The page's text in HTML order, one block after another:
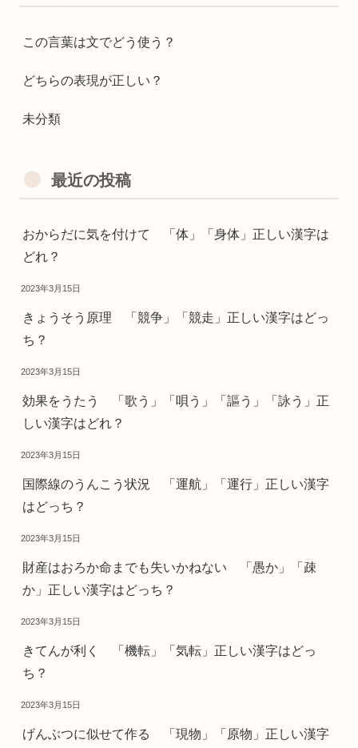
この言葉は文でどう使う？
どちらの表現が正しい？
未分類
最近の投稿
おからだに気を付けて 「体」「身体」正しい漢字は
どれ？
2023年3月15日
きょうそう原理 「競争」「競走」正しい漢字はどっ
ち？
2023年3月15日
効果をうたう 「歌う」「唄う」「謳う」「詠う」正
しい漢字はどれ？
2023年3月15日
国際線のうんこう状況 「運航」「運行」正しい漢字
はどっち？
2023年3月15日
財産はおろか命までも失いかねない 「愚か」「疎
か」正しい漢字はどっち？
2023年3月15日
きてんが利く 「機転」「気転」正しい漢字はどっ
ち？
2023年3月15日
げんぶつに似せて作る 「現物」「原物」正しい漢字